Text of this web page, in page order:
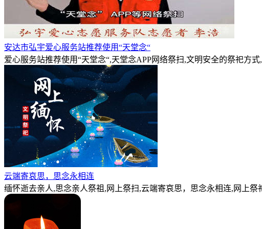
安达市弘宇爱心服务站推荐使用“天堂念“
爱心服务站推荐使用“天堂念“,天堂念APP网络祭扫,文明安全的祭祀方
云端寄哀思，思念永相连
缅怀逝去亲人,思念亲人祭祖,网上祭扫,云端寄哀思，思念永相连,网上祭